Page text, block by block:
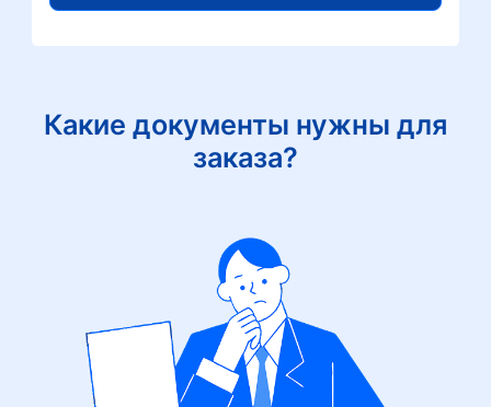
Какие документы нужны для
заказа?